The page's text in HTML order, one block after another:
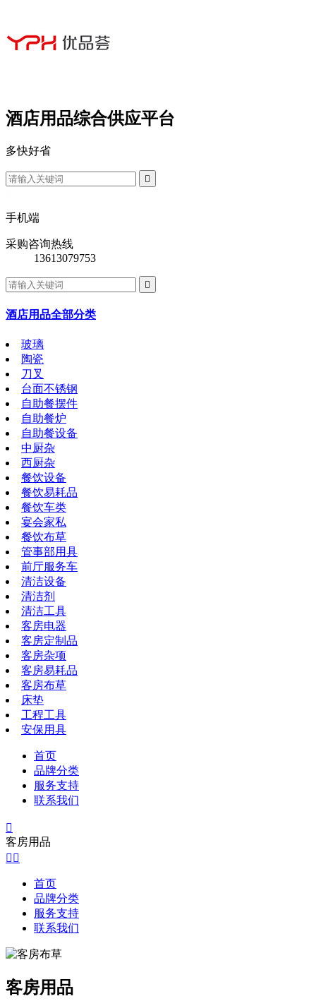
酒店用品综合供应平台
多快好省

手机端
采购咨询热线
13613079753

酒店用品全部分类
玻璃
陶瓷
刀叉
台面不锈钢
自助餐摆件
自助餐炉
自助餐设备
中厨杂
西厨杂
餐饮设备
餐饮易耗品
餐饮车类
宴会家私
餐饮布草
管事部用具
前厅服务车
清洁设备
清洁剂
清洁工具
客房电器
客房定制品
客房杂项
客房易耗品
客房布草
床垫
工程工具
安保用具
首页
品牌分类
服务支持
联系我们

客房用品
 
首页
品牌分类
服务支持
联系我们
客房用品